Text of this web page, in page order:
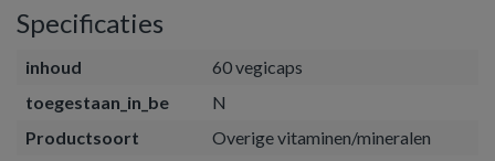
Specificaties
inhoud
60 vegicaps
toegestaan_in_be
N
Productsoort
Overige vitaminen/mineralen